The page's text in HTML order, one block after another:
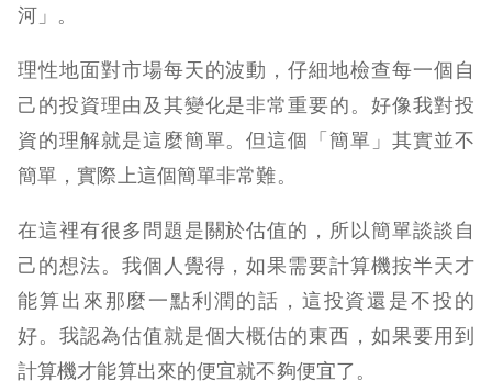
河」。
理性地面對市場每天的波動，仔細地檢查每一個自
己的投資理由及其變化是非常重要的。好像我對投
資的理解就是這麼簡單。但這個「簡單」其實並不
簡單，實際上這個簡單非常難。
在這裡有很多問題是關於估值的，所以簡單談談自
己的想法。我個人覺得，如果需要計算機按半天才
能算出來那麼一點利潤的話，這投資還是不投的
好。我認為估值就是個大概估的東西，如果要用到
計算機才能算出來的便宜就不夠便宜了。